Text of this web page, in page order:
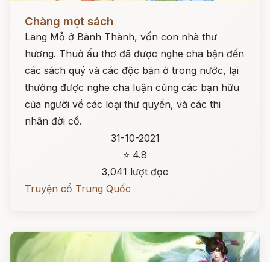
Chàng mọt sách
Lang Mỗ ở Bành Thành, vốn con nhà thư
hương. Thuở ấu thơ đã được nghe cha bận đến
các sách quý và các độc bản ở trong nước, lại
thường được nghe cha luận cùng các bạn hữu
của người về các loại thư quyển, và các thi
nhân đời cổ.
31-10-2021
⭐ 4.8
3,041 lượt đọc
Truyện cổ Trung Quốc